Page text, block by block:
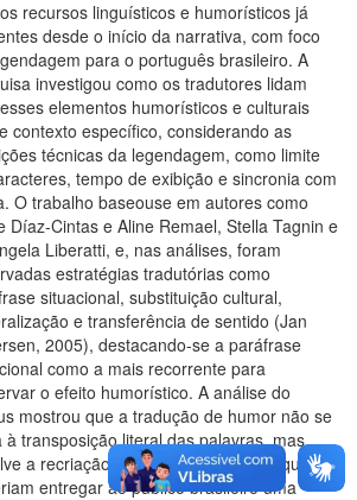
recursos linguísticos e humorísticos já
desde o início da narrativa, com foco
para o português brasileiro. A
investigou como os tradutores lidam
elementos humorísticos e culturais
contexto específico, considerando as
técnicas da legendagem, como limite
tempo de exibição e sincronia com
O trabalho baseouse em autores como
Díaz-Cintas e Aline Remael, Stella Tagnin e
Liberatti, e, nas análises, foram
estratégias tradutórias como
situacional, substituição cultural,
e transferência de sentido (Jan
2005), destacando-se a paráfrase
como a mais recorrente para
o efeito humorístico. A análise do
mostrou que a tradução de humor não se
à transposição literal das palavras, mas
a recriação de efeitos discursivos que
entregar ao público brasileiro uma